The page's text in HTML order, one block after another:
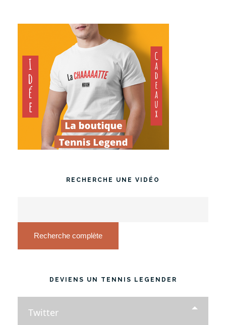
RECHERCHE UNE VIDÉO
Recherche complète
DEVIENS UN TENNIS LEGENDER
Twitter